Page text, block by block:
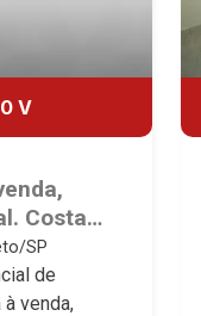
V
Costa e
SP
de
venda,